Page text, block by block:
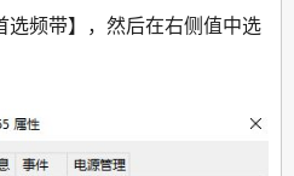
选频带】，然后在右侧值中选